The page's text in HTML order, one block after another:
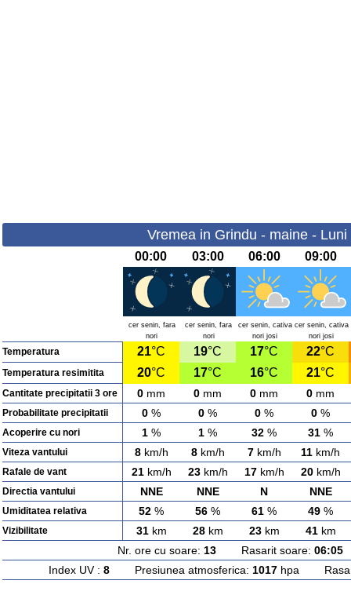
Vremea in Grindu - maine -
00:00 03:00 06:00 09:00
cer senin, fara
nori
cer senin, fara
nori
cer senin, cativa
nori josi
cer senin, cativa
nori josi
Temperatura 21°C 19°C 17°C 22°C
Temperatura resimitita 20°C 17°C 16°C 21°C
Cantitate precipitatii 3 ore 0 mm 0 mm 0 mm 0 mm
Probabilitate precipitatii 0 % 0 % 0 % 0 %
Acoperire cu nori 1 % 1 % 32 % 31 %
Viteza vantului 8km/h 8km/h 7km/h 11 km/h
Rafale de vant 21km/h 23km/h 17km/h 20km/h
Directia vantului NNE NNE N NNE
Umiditatea relativa 52 % 56 % 61 % 49 %
Vizibilitate 31km 28km 23km 41km
Nr. ore cu soare: 13Rasarit soare: 06:05
Index UV : 8Presiunea atmosferica: 1017hpa